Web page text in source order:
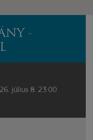
-
július 8. 23:00